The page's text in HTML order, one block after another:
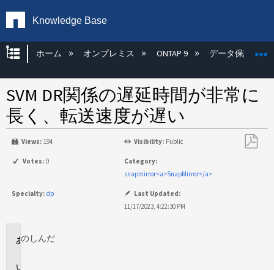
Knowledge Base
グローバル階層を展開/折りたたむ
ホーム オンプレミス ONTAP 9 データ保護
SVM DR関係の遅延時間が非常に
長く、転送速度が遅い
Views: 194 Visibility: Public
Votes: 0
Category:
snapmirror<a>SnapMirror</a>
Specialty: dp
Last Updated:
11/17/2023, 4:22:30 PM
環
のしんだ